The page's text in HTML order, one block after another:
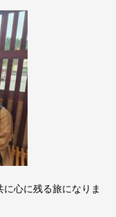
心に残る旅になりま